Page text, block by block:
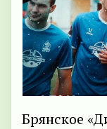
Брянское